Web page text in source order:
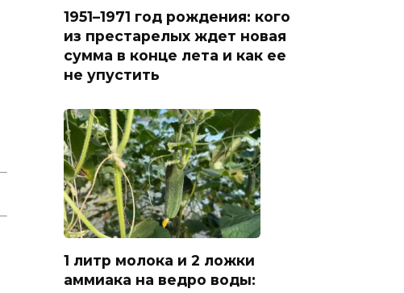
1951–1971 год рождения: кого
из престарелых ждет новая
сумма в конце лета и как ее
не упустить
1 литр молока и 2 ложки
аммиака на ведро воды: